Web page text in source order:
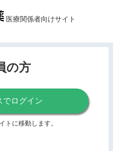
医療関係者向けサイト
の方
でログイン
トに移動します。